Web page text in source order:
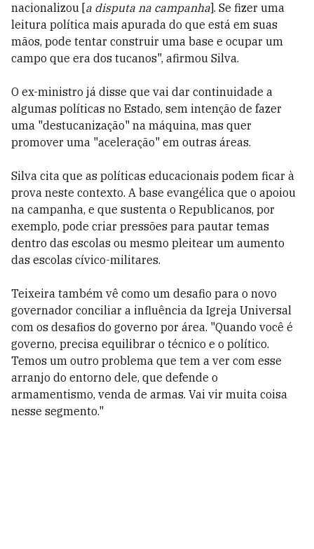
nacionalizou [a disputa na campanha]. Se fizer uma
leitura política mais apurada do que está em suas
mãos, pode tentar construir uma base e ocupar um
campo que era dos tucanos", afirmou Silva.
O ex-ministro já disse que vai dar continuidade a
algumas políticas no Estado, sem intenção de fazer
uma "destucanização" na máquina, mas quer
promover uma "aceleração" em outras áreas.
Silva cita que as políticas educacionais podem ficar à
prova neste contexto. A base evangélica que o apoiou
na campanha, e que sustenta o Republicanos, por
exemplo, pode criar pressões para pautar temas
dentro das escolas ou mesmo pleitear um aumento
das escolas cívico-militares.
Teixeira também vê como um desafio para o novo
governador conciliar a influência da Igreja Universal
com os desafios do governo por área. "Quando você é
governo, precisa equilibrar o técnico e o político.
Temos um outro problema que tem a ver com esse
arranjo do entorno dele, que defende o
armamentismo, venda de armas. Vai vir muita coisa
nesse segmento."